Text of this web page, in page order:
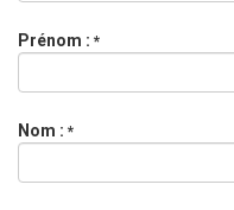
Prénom : *
Nom : *